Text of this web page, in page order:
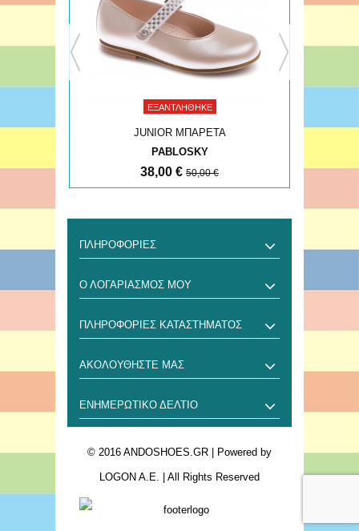
ΕΞΑΝΤΛΉΘΗΚΕ
JUNIOR ΜΠΑΡΕΤΑ
PABLOSKY
38,00 € 50,00 €
ΠΛΗΡΟΦΟΡΊΕΣ
Ο ΛΟΓΑΡΙΑΣΜΌΣ ΜΟΥ
ΠΛΗΡΟΦΟΡΊΕΣ ΚΑΤΑΣΤΉΜΑΤΟΣ
ΑΚΟΛΟΥΘΉΣΤΕ ΜΑΣ
ΕΝΗΜΕΡΩΤΙΚΌ ΔΕΛΤΊΟ
© 2016 ANDOSHOES.GR | Powered by
LOGON A.E. | All Rights Reserved